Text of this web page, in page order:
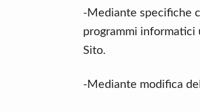
-Mediante specifiche
programmi informatici
Sito.
-Mediante modifica